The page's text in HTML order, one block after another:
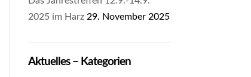
2025 im Harz 29. November 2025
Aktuelles – Kategorien